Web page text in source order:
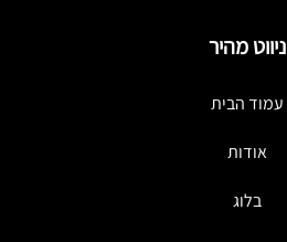
ניווט מהיר
עמוד הבית
אודות
בלוג